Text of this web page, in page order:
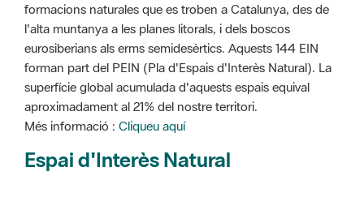
formacions naturales que es troben a Catalunya, des de
l'alta muntanya a les planes litorals, i dels boscos
eurosiberians als erms semidesèrtics. Aquests 144 EIN
forman part del PEIN (Pla d'Espais d'Interès Natural). La
superfície global acumulada d'aquests espais equival
aproximadament al 21% del nostre territori.
Més informació : Cliqueu aquí
Espai d'Interès Natural